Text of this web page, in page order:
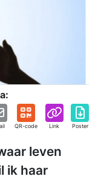
QR-code Link Poster
leven
ik haar